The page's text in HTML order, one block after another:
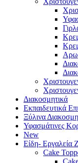
Διακοσμητικά
Εκπαιδευτικά
Ξύλινα
Υφασμάτινες
New
Είδη- Εργαλεία
Cake